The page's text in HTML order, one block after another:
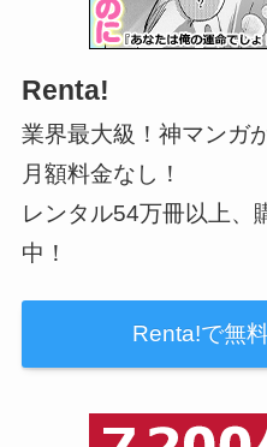
Renta!
業界最大級！神マンガ
月額料金なし！
レンタル54万冊以上、
中！
Renta!で無